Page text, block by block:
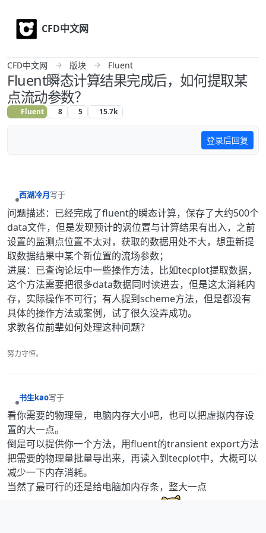
CFD中文网
CFD中文网 版块 Fluent
Fluent瞬态计算结果完成后，如何提取某
点流动参数？
Fluent 8 5 15.7k
登录后回复
西湖冷月写于
最后由 编辑
问题描述：已经完成了fluent的瞬态计算，保存了大约500个
data文件，但是发现预计的涡位置与计算结果有出入，之前
设置的监测点位置不太对，获取的数据用处不大，想重新提
取数据结果中某个新位置的流场参数；
进展：已查询论坛中一些操作方法，比如tecplot提取数据，
这个方法需要把很多data数据同时读进去，但是这太消耗内
存，实际操作不可行；有人提到scheme方法，但是都没有
具体的操作方法或案例，试了很久没弄成功。
求教各位前辈如何处理这种问题？
努力守恒。
离线
书生kao写于
最后由 编辑
看你需要的物理量，电脑内存大小吧，也可以把虚拟内存设
置的大一点。
倒是可以提供你一个方法，用fluent的transient export方法
把需要的物理量批量导出来，再读入到tecplot中，大概可以
减少一下内存消耗。
当然了最可行的还是给电脑加内存条，整大一点